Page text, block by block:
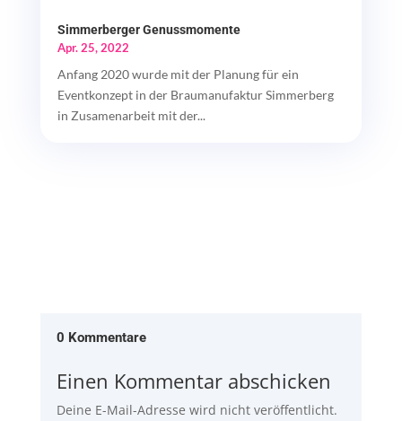
Simmerberger Genussmomente
Apr. 25, 2022
Anfang 2020 wurde mit der Planung für ein
Eventkonzept in der Braumanufaktur Simmerberg
in Zusamenarbeit mit der...
0 Kommentare
Einen Kommentar abschicken
Deine E-Mail-Adresse wird nicht veröffentlicht.